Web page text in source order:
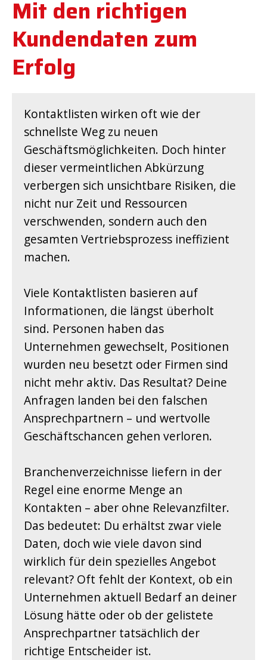
Mit den richtigen
Kundendaten zum
Erfolg
Kontaktlisten wirken oft wie der
schnellste Weg zu neuen
Geschäftsmöglichkeiten. Doch hinter
dieser vermeintlichen Abkürzung
verbergen sich unsichtbare Risiken, die
nicht nur Zeit und Ressourcen
verschwenden, sondern auch den
gesamten Vertriebsprozess ineffizient
machen.
Viele Kontaktlisten basieren auf
Informationen, die längst überholt
sind. Personen haben das
Unternehmen gewechselt, Positionen
wurden neu besetzt oder Firmen sind
nicht mehr aktiv. Das Resultat? Deine
Anfragen landen bei den falschen
Ansprechpartnern – und wertvolle
Geschäftschancen gehen verloren.
Branchenverzeichnisse liefern in der
Regel eine enorme Menge an
Kontakten – aber ohne Relevanzfilter.
Das bedeutet: Du erhältst zwar viele
Daten, doch wie viele davon sind
wirklich für dein spezielles Angebot
relevant? Oft fehlt der Kontext, ob ein
Unternehmen aktuell Bedarf an deiner
Lösung hätte oder ob der gelistete
Ansprechpartner tatsächlich der
richtige Entscheider ist.